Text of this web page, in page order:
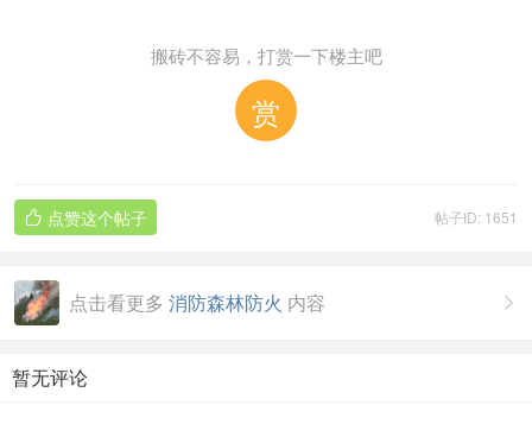
搬砖不容易，打赏一下楼主吧
赏
帖子ID: 1651
 点赞这个帖子

点击看更多 消防森林防火 内容
暂无评论